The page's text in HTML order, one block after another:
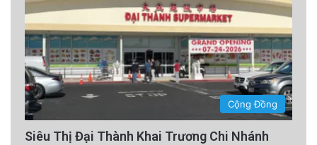
Cộng Đồng
Siêu Thị Đại Thành Khai Trương Chi Nhánh